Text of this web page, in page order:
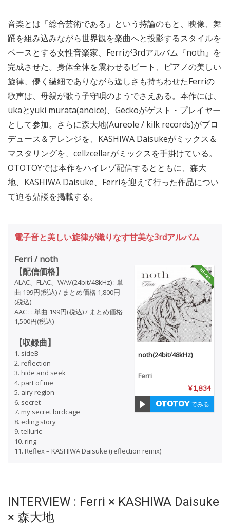
音楽とは「総合芸術である」という持論のもと、映像、舞
踊を組み込みながら世界観を楽曲へと投影するスタイルを
ベースとする女性音楽家、Ferriが3rdアルバム『noth』を
完成させた。身体全体を震わせるビート、ピアノの美しい
旋律、儚く繊細でありながら逞しさも持ちわせたFerriの
歌声は、母親が歌う子守唄のようでさえある。本作には、
ükaとyuki murata(anoice)、Geckoがゲスト・プレイヤー
として参加。さらに森大地(Aureole / kilk records)がプロ
デュース＆アレンジを、KASHIWA Daisukeがミックス＆
マスタリングを、cellzcellarがミックスを手掛けている。
OTOTOYでは本作をハイレゾ配信するとともに、森大
地、KASHIWA Daisuke、Ferriを迎えて行った作品につい
て迫る鼎談を掲載する。
電子音と美しい旋律が織りなす甘美な3rdアルバム
Ferri / noth
noth(24bit/48kHz)
Ferri
¥ 1,834
でみる
【配信価格】
ALAC、FLAC、WAV(24bit/48kHz) : 単
曲 199円(税込) / まとめ価格 1,800円
(税込)
AAC : : 単曲 199円(税込) / まとめ価格
1,500円(税込)
【収録曲】
1. sideB
2. reflection
3. hide and seek
4. part of me
5. airy region
6. secret
7. my secret birdcage
8. eding story
9. telluric
10. ring
11. Reflex – KASHIWA Daisuke (reflection remix)
INTERVIEW : Ferri × KASHIWA Daisuke
× 森大地